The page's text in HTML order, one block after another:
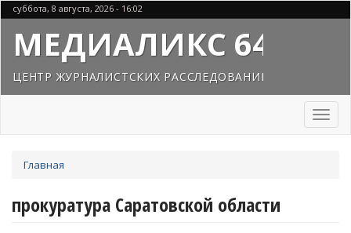
Перейти
к
основному
содержанию
суббота, 8 августа, 2026 - 16:02
МЕДИАЛИКС 64
ЦЕНТР ЖУРНАЛИСТСКИХ РАССЛЕДОВАНИЙ
Toggle
здесь
Главная
прокуратура Саратовской области